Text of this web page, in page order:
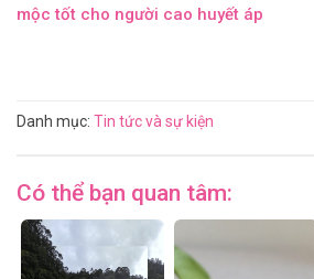
mộc tốt cho người cao huyết áp
Danh mục: Tin tức và sự kiện
Có thể bạn quan tâm: